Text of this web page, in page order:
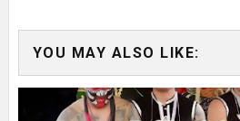
YOU MAY ALSO LIKE: